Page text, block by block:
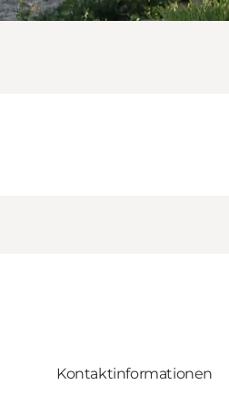
Kontaktinformationen